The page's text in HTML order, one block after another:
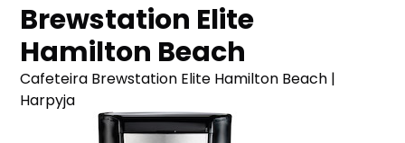
Brewstation Elite
Hamilton Beach
Cafeteira Brewstation Elite Hamilton Beach |
Harpyja